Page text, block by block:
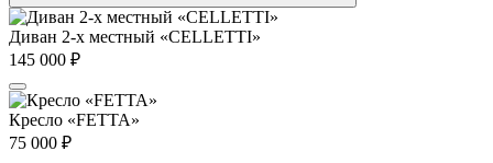
Диван 2-х местный «CELLETTI»
145 000 ₽
Кресло «FETTA»
75 000 ₽